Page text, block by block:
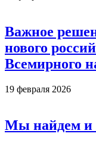
Важное
нового
Всемирного
19 февраля 2026
Мы найдем и